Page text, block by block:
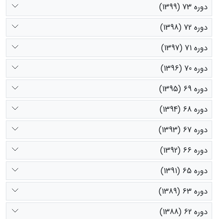
دوره 73 (1399)
دوره 72 (1398)
دوره 71 (1397)
دوره 70 (1396)
دوره 69 (1395)
دوره 68 (1394)
دوره 67 (1393)
دوره 66 (1392)
دوره 65 (1391)
دوره 63 (1389)
دوره 62 (1388)